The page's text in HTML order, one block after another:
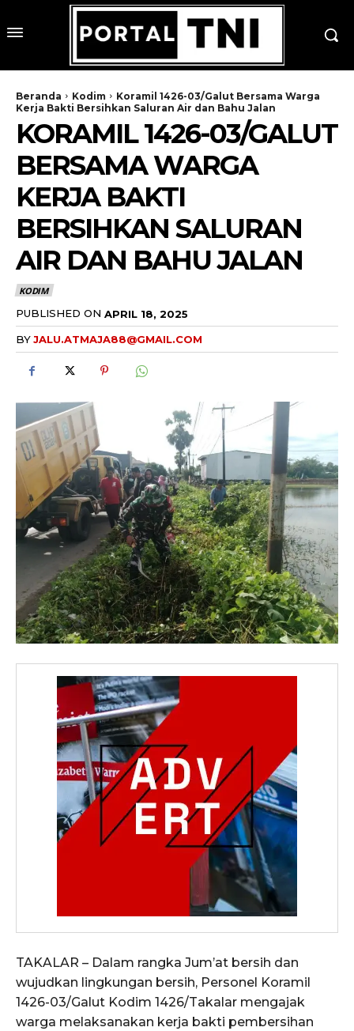
Beranda Kodim
Koramil 1426-03/Galut Bersama Warga
Kerja Bakti Bersihkan Saluran Air dan Bahu Jalan
KORAMIL 1426-03/GALUT
BERSAMA WARGA
KERJA BAKTI
BERSIHKAN SALURAN
AIR DAN BAHU JALAN
KODIM
PUBLISHED ON APRIL 18, 2025
BYJALU.ATMAJA88@GMAIL.COM
TAKALAR – Dalam rangka Jum’at bersih dan
wujudkan lingkungan bersih, Personel Koramil
1426-03/Galut Kodim 1426/Takalar mengajak
warga melaksanakan kerja bakti pembersihan